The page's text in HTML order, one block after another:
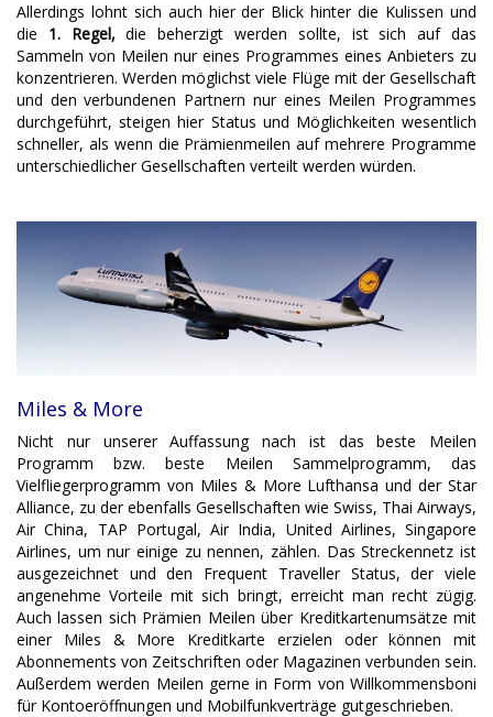
Allerdings lohnt sich auch hier der Blick hinter die Kulissen und
die 1. Regel, die beherzigt werden sollte, ist sich auf das
Sammeln von Meilen nur eines Programmes eines Anbieters zu
konzentrieren. Werden möglichst viele Flüge mit der Gesellschaft
und den verbundenen Partnern nur eines Meilen Programmes
durchgeführt, steigen hier Status und Möglichkeiten wesentlich
schneller, als wenn die Prämienmeilen auf mehrere Programme
unterschiedlicher Gesellschaften verteilt werden würden.
Miles & More
Nicht nur unserer Auffassung nach ist das beste Meilen
Programm bzw. beste Meilen Sammelprogramm, das
Vielfliegerprogramm von Miles & More Lufthansa und der Star
Alliance, zu der ebenfalls Gesellschaften wie Swiss, Thai Airways,
Air China, TAP Portugal, Air India, United Airlines, Singapore
Airlines, um nur einige zu nennen, zählen. Das Streckennetz ist
ausgezeichnet und den Frequent Traveller Status, der viele
angenehme Vorteile mit sich bringt, erreicht man recht zügig.
Auch lassen sich Prämien Meilen über Kreditkartenumsätze mit
einer Miles & More Kreditkarte erzielen oder können mit
Abonnements von Zeitschriften oder Magazinen verbunden sein.
Außerdem werden Meilen gerne in Form von Willkommensboni
für Kontoeröffnungen und Mobilfunkverträge gutgeschrieben.